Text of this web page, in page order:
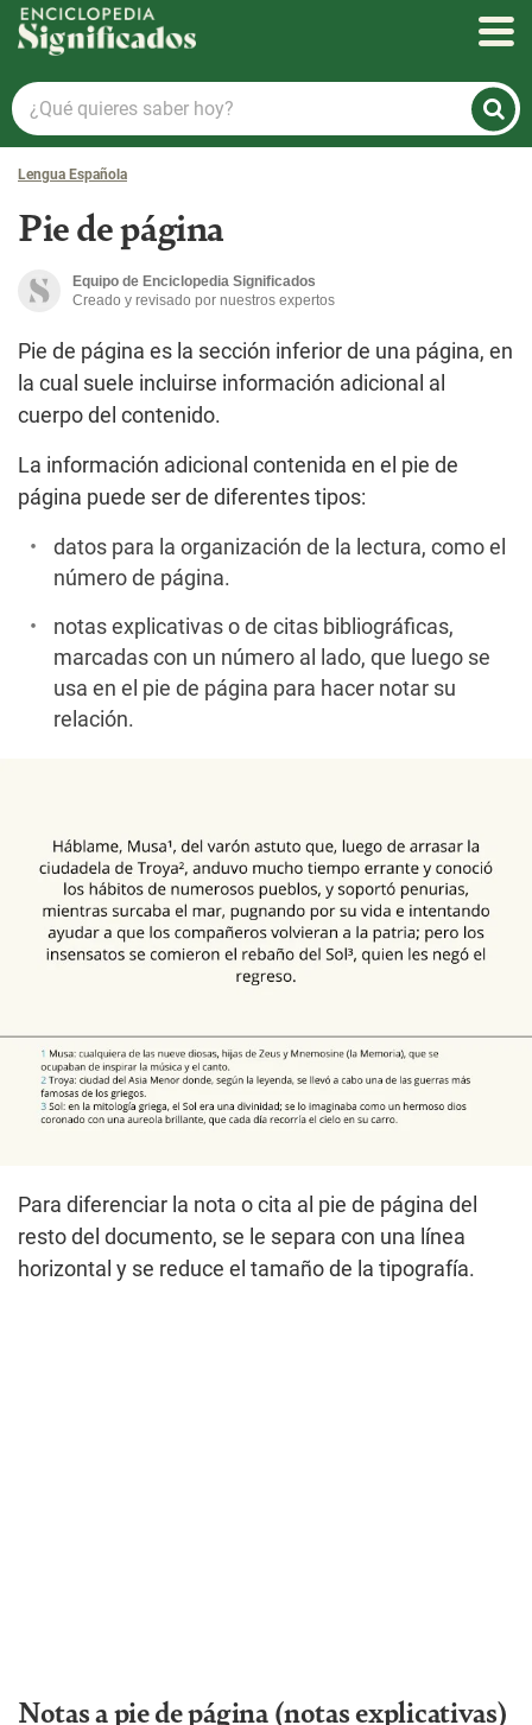
Enciclopedia Significados
¿Qué
quieres
saber
hoy?
Lengua Española
Pie de página
Equipo de Enciclopedia Significados
Creado y revisado por nuestros expertos
Pie de página es la sección inferior de una página, en
la cual suele incluirse información adicional al
cuerpo del contenido.
La información adicional contenida en el pie de
página puede ser de diferentes tipos:
datos para la organización de la lectura, como el
número de página.
notas explicativas o de citas bibliográficas,
marcadas con un número al lado, que luego se
usa en el pie de página para hacer notar su
relación.
Para diferenciar la nota o cita al pie de página del
resto del documento, se le separa con una línea
horizontal y se reduce el tamaño de la tipografía.
Notas a pie de página (notas explicativas)